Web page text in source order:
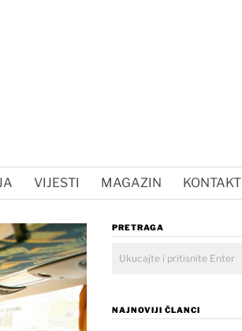
VIJESTI MAGAZIN KONTAKT
PRETRAGA
NAJNOVIJI ČLANCI